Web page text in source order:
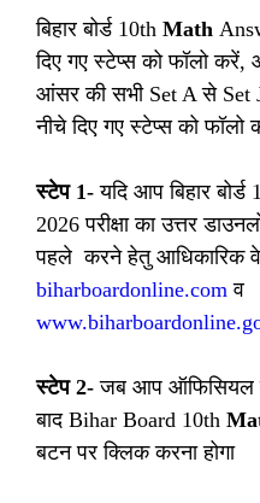
बिहार बोर्ड 10th Math
दिए गए स्टेप्स को फॉलो करें,
आंसर की सभी Set A से Set
नीचे दिए गए स्टेप्स को फॉलो
स्टेप 1- यदि आप बिहार बोर्ड
2026 परीक्षा का उत्तर
पहले करने हेतु आधिकारिक
biharboardonline.com व
स्टेप 2- जब आप ऑफिसियल
बाद Bihar Board 10th
बटन पर क्लिक करना होगा